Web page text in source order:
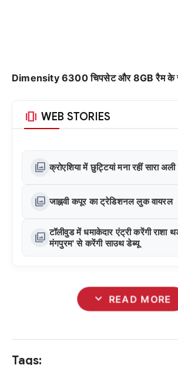
Dimensity 6300 चिपसेट और 8GB रैम के
amp_stories WEB STORIES
photo_library क्रोएशिया में छुट्टियां मना रहीं सारा
photo_library जाह्नवी कपूर का ट्रेडिशनल लुक वायरल
photo_library टॉलीवुड में धमाकेदार एंट्री करेंगी राशा
मंगपुरम' से करेंगी साउथ डेब्यू
expand_more READ MORE
Tags: